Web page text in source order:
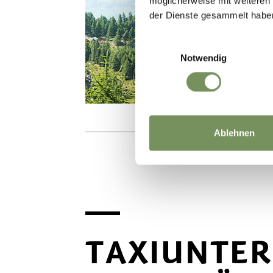
der Dienste gesammelt
Einwilligungsauswahl
Notwendig
Ablehnen
Samstag
08